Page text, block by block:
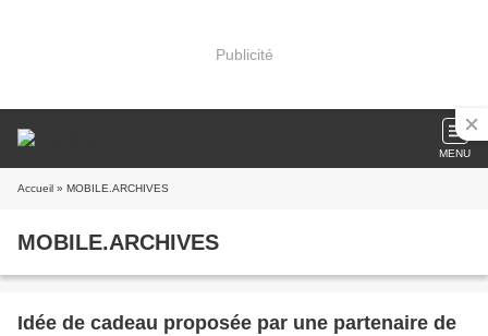
Publicité
MENU
Accueil » MOBILE.ARCHIVES
MOBILE.ARCHIVES
Idée de cadeau proposée par une partenaire de